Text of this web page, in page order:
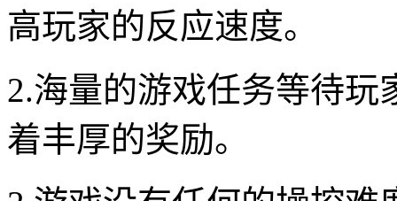
高玩家的反应速度。
2.海量的游戏任务等待
着丰厚的奖励。